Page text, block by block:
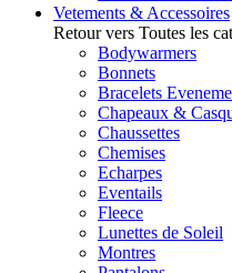
Vetements & Accessoires
Retour vers Toutes les
Bodywarmers
Bonnets
Bracelets
Chapeaux &
Chaussettes
Chemises
Echarpes
Eventails
Fleece
Lunettes de Soleil
Montres